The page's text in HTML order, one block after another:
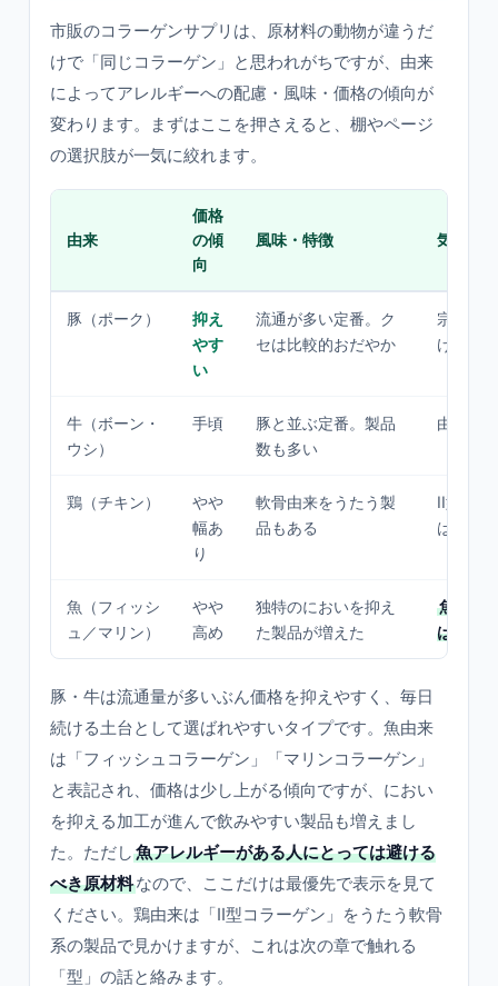
市販のコラーゲンサプリは、原材料の動物が違うだ
けで「同じコラーゲン」と思われがちですが、由来
によってアレルギーへの配慮・風味・価格の傾向が
変わります。まずはここを押さえると、棚やページ
の選択肢が一気に絞れます。
由来
価格
の傾
向
風味・特徴 気をつ
豚（ポーク）
抑え
やす
い
流通が多い定番。ク
セは比較的おだやか
宗教・
ける人
牛（ボーン・
ウシ）
手頃
豚と並ぶ定番。製品
数も多い
由来表
鶏（チキン）
やや
幅あ
り
軟骨由来をうたう製
品もある
II型をう
は後述
魚（フィッシ
ュ／マリン）
やや
高め
独特のにおいを抑え
た製品が増えた
魚アレ
は不可
豚・牛は流通量が多いぶん価格を抑えやすく、毎日
続ける土台として選ばれやすいタイプです。魚由来
は「フィッシュコラーゲン」「マリンコラーゲン」
と表記され、価格は少し上がる傾向ですが、におい
を抑える加工が進んで飲みやすい製品も増えまし
た。ただし 魚アレルギーがある人にとっては避ける
べき原材料なので、ここだけは最優先で表示を見て
ください。鶏由来は「II型コラーゲン」をうたう軟骨
系の製品で見かけますが、これは次の章で触れる
「型」の話と絡みます。